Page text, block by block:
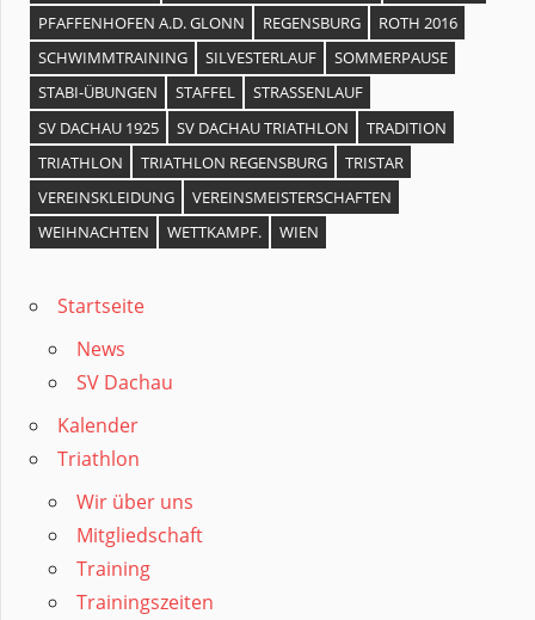
PFAFFENHOFEN A.D. GLONN
REGENSBURG
ROTH 2016
SCHWIMMTRAINING
SILVESTERLAUF
SOMMERPAUSE
STABI-ÜBUNGEN
STAFFEL
STRASSENLAUF
SV DACHAU 1925
SV DACHAU TRIATHLON
TRADITION
TRIATHLON
TRIATHLON REGENSBURG
TRISTAR
VEREINSKLEIDUNG
VEREINSMEISTERSCHAFTEN
WEIHNACHTEN
WETTKAMPF. WIEN
Startseite
News
SV Dachau
Kalender
Triathlon
Wir über uns
Mitgliedschaft
Training
Trainingszeiten